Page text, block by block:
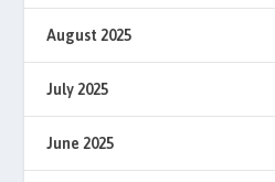
August 2025
July 2025
June 2025